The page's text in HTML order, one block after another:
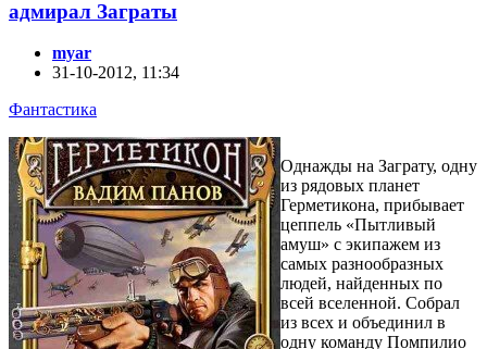
адмирал Заграты
myar
31-10-2012, 11:34
Фантастика
Однажды на Заграту, одну
из рядовых планет
Герметикона, прибывает
цеппель «Пытливый
амуш» с экипажем из
самых разнообразных
людей, найденных по
всей вселенной. Собрал
из всех и объединил в
одну команду Помпилио